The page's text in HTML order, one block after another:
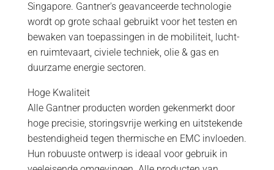
Singapore. Gantner's geavanceerde technologie
wordt op grote schaal gebruikt voor het testen en
bewaken van toepassingen in de mobiliteit, lucht-
en ruimtevaart, civiele techniek, olie & gas en
duurzame energie sectoren.
Hoge Kwaliteit
Alle Gantner producten worden gekenmerkt door
hoge precisie, storingsvrije werking en uitstekende
bestendigheid tegen thermische en EMC invloeden.
Hun robuuste ontwerp is ideaal voor gebruik in